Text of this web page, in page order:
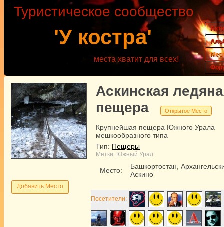
'У костра'
Туристическое сообщество
места хватит для всех!
Аскинская
пещера
Открытое Место
Крупнейшая пещера Южного Урала
мешкообразного типа
Тип: Пещеры
Метки: Южный Урал
Место:
Башкортостан,
Аскино
Добавить Место
Посетители: